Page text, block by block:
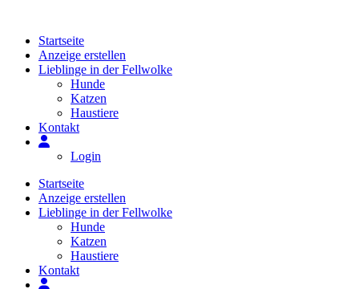
springenStartseite
Anzeige erstellen
Lieblinge in der Fellwolke
Hunde
Katzen
Haustiere
Kontakt
Login
Startseite
Anzeige erstellen
Lieblinge in der Fellwolke
Hunde
Katzen
Haustiere
Kontakt